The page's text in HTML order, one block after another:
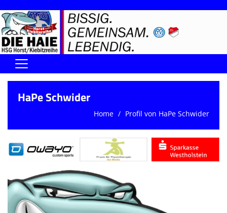
Home
Handball-Förderverein der Haie
Kontaktformular
UNSERE SPORTHALLEN
Training & Termine
HaPe Schwider
Home Profil von HaPe Schwider